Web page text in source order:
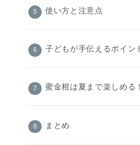
使い方と注意点
子どもが手伝えるポイン
蜜金柑は夏まで楽しめる
まとめ